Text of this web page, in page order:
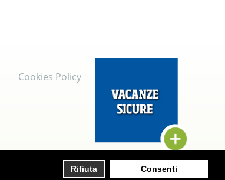
Rifiuta Consenti
Cookies Policy